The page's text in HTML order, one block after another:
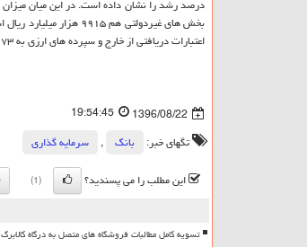
بخش های غیردولتی هم ۹۹۱۵ هزار میلیارد ریال است و در عین حال، سایر دارایی های دولتی هم به ۹۰۳۱ هزار میلیارد ریال است.
اعتبارات دریافتی از خارج و سپرده های ارزی به ۳۶۷۳ هزار میلیارد ریال رسیده است.
1396/08/22
19:54:45
تگهای خبر:
بانك ,
سرمایه گذاری
این مطلب را می پسندید؟
(1)
تسویه کامل مطالبات فروشگاه های متصل به درگاه کالابرگ